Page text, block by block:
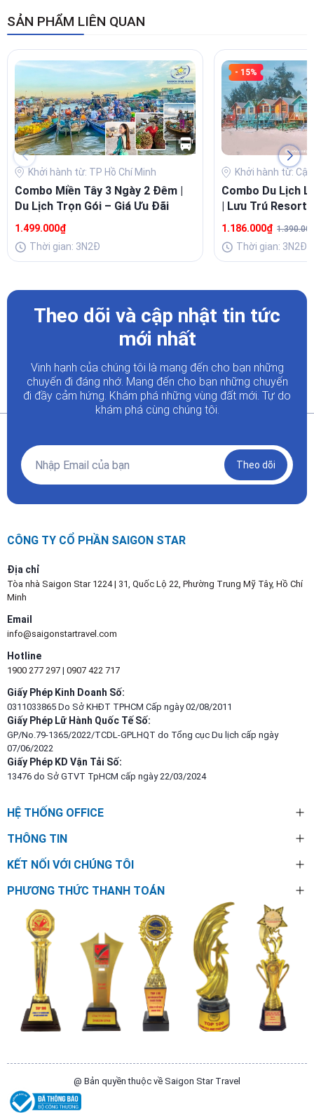
SẢN PHẨM LIÊN QUAN
Khởi hành từ: TP Hồ Chí Minh
Combo Miền Tây 3 Ngày 2 Đêm |
Du Lịch Trọn Gói – Giá Ưu Đãi
1.499.000₫
Thời gian: 3N2Đ
- 15%
Khởi hành từ:
Combo Du Lịch
| Lưu Trú Resort
Buffet Sang
1.186.000₫
Thời gian: 3N2Đ
Theo dõi và cập nhật tin tức
mới nhất
Vinh hạnh của chúng tôi là mang đến cho bạn những
chuyến đi đáng nhớ. Mang đến cho bạn những chuyến
đi đầy cảm hứng. Khám phá những vùng đất mới. Tự do
khám phá cùng chúng tôi.
Theo dõi
CÔNG TY CỔ PHẦN SAIGON STAR
Địa chỉ
Tòa nhà Saigon Star 1224 | 31, Quốc Lộ 22, Phường Trung Mỹ Tây, Hồ Chí
Minh
Email
info@saigonstartravel.com
Hotline
1900 277 297 | 0907 422 717
Giấy Phép Kinh Doanh Số:
0311033865 Do Sở KHĐT TPHCM Cấp ngày 02/08/2011
Giấy Phép Lữ Hành Quốc Tế Số:
GP/No.79-1365/2022/TCDL-GPLHQT do Tổng cục Du lịch cấp ngày
07/06/2022
Giấy Phép KD Vận Tải Số:
13476 do Sở GTVT TpHCM cấp ngày 22/03/2024
HỆ THỐNG OFFICE
THÔNG TIN
KẾT NỐI VỚI CHÚNG TÔI
PHƯƠNG THỨC THANH TOÁN
@ Bản quyền thuộc về Saigon Star Travel